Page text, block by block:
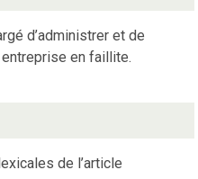
d’administrer et de
en faillite.
de l’article